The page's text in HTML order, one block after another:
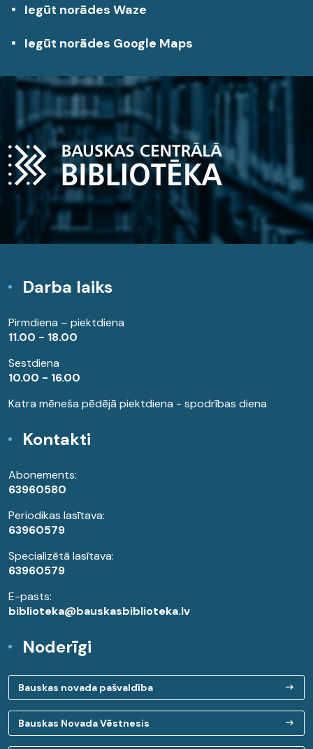
Iegūt norādes Waze
Iegūt norādes Google Maps
Darba laiks
Pirmdiena – piektdiena
11.00 - 18.00
Sestdiena
10.00 - 16.00
Katra mēneša pēdējā piektdiena - spodrības diena
Kontakti
Abonements:
63960580
Periodikas lasītava:
63960579
Specializētā lasītava:
63960579
E-pasts:
biblioteka@bauskasbiblioteka.lv
Noderīgi
Bauskas novada pašvaldība
Bauskas Novada Vēstnesis